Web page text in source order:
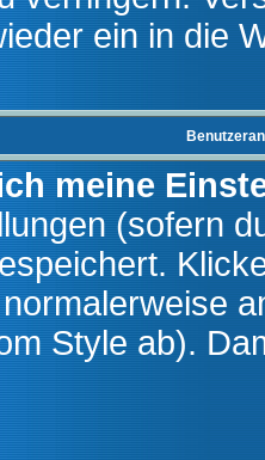
ein in die
meine
(sofern
Style ab).